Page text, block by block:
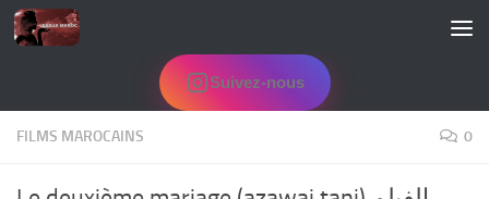
Skip to content
Suivez-nous
FILMS MAROCAINS 0